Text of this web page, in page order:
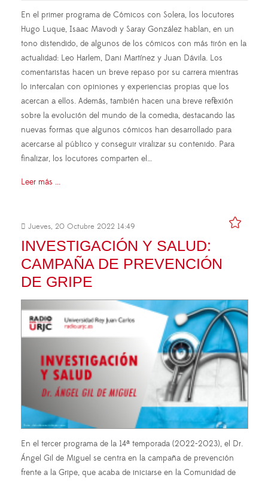
En el primer programa de Cómicos con Solera, los locutores
Hugo Luque, Isaac Mavodi y Saray González hablan, en un
tono distendido, de algunos de los cómicos con más tirón en la
actualidad: Leo Harlem, Dani Martínez y Juan Dávila. Los
comentaristas hacen un breve repaso por su carrera mientras
lo intercalan con opiniones y experiencias propias que los
acercan a ellos. Además, también hacen una breve reflexión
sobre la evolución del mundo de la comedia, destacando las
nuevas formas que algunos cómicos han desarrollado para
acercarse al público y conseguir viralizar su contenido. Para
finalizar, los locutores comparten el…
Leer más ...
Jueves, 20 Octubre 2022 14:49
INVESTIGACIÓN Y SALUD:
CAMPAÑA DE PREVENCIÓN
DE GRIPE
En el tercer programa de la 14ª temporada (2022-2023), el Dr.
Ángel Gil de Miguel se centra en la campaña de prevención
frente a la Gripe, que acaba de iniciarse en la Comunidad de